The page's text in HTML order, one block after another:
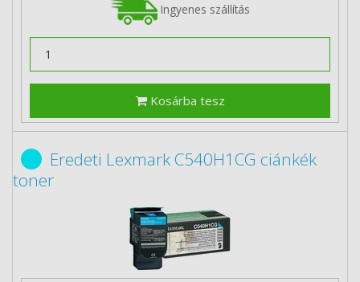
Ingyenes szállítás
Kosárba tesz
Eredeti Lexmark C540H1CG ciánkék
toner